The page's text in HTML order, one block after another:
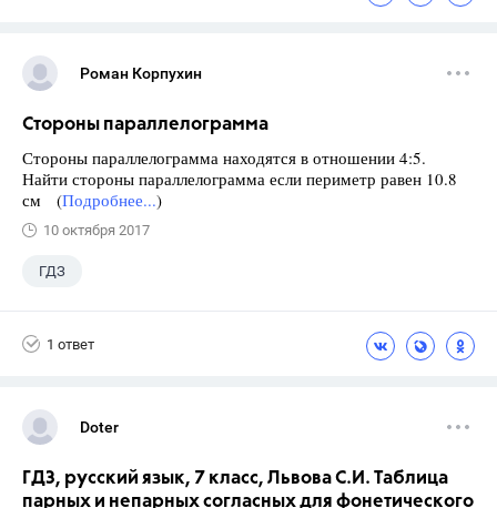
Роман Корпухин
Стороны параллелограмма
Стороны параллелограмма находятся в отношении 4:5.
Найти стороны параллелограмма если периметр равен 10.8
см (Подробнее...)
10 октября 2017
ГДЗ
1 ответ
Doter
ГДЗ, русский язык, 7 класс, Львова С.И. Таблица
парных и непарных согласных для фонетического